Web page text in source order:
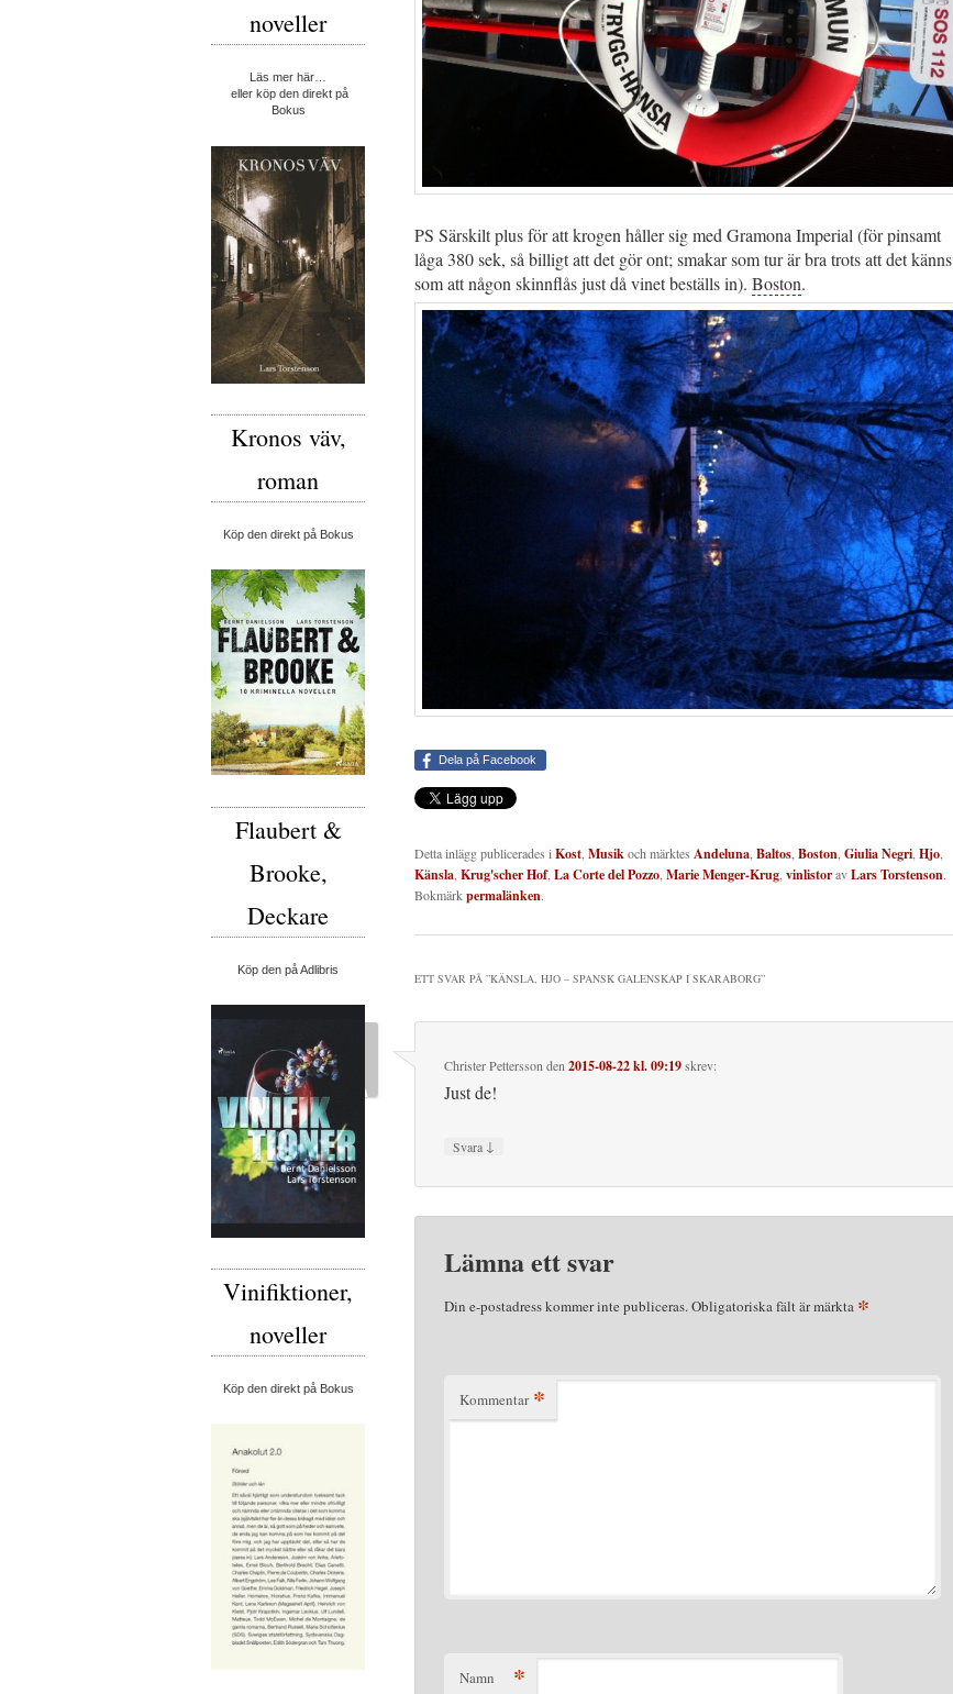
PS Särskilt plus för att krogen håller sig med Gramona Imperial (för pinsamt
låga 380 sek, så billigt att det gör ont; smakar som tur är bra trots att det känns
som att någon skinnflås just då vinet beställs in). Boston.
Dela på Facebook
Detta inlägg publicerades iKost,Musikoch märktes Andeluna,Baltos,Boston,Giulia Negri,Hjo,
Känsla,Krug'scher Hof,La Corte del Pozzo,Marie Menger-Krug,vinlistoravLars Torstenson.
Bokmärkpermalänken.
ETT SVAR PÅ ”KÄNSLA, HJO – SPANSK GALENSKAP I SKARABORG”
Christer Petterssonden2015-08-22 kl. 09:19skrev:
Just de!
Svara ↓
Lämna ett svar
Din e-postadress kommer inte publiceras.Obligatoriska fält är märkta *
Kommentar *
Namn *
noveller
Läs mer här…
eller köp den direkt på
Bokus
Kronos väv,
roman
Köp den direkt på Bokus
Flaubert &
Brooke,
Deckare
Köp den på Adlibris
Vinifiktioner,
noveller
Köp den direkt på Bokus